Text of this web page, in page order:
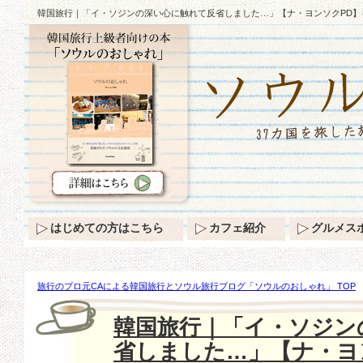
韓国旅行｜「イ・ソジンの深い心に触れて反省しました…」【ナ・ヨンソクPD
旅行のプロ元CAによる韓国旅行とソウル旅行ブログ「ソウルのおしゃれ」 TOP
触れて反省しました…」【ナ・ヨンソクPD】インタビュー♪
韓国旅行｜「イ・ソジ
省しました…」【ナ・
はじめての方はこちら カフェ紹介 グルメス